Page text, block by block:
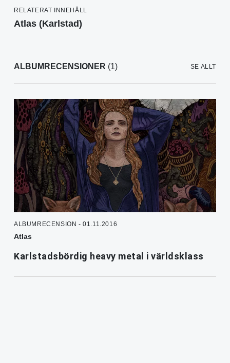
RELATERAT INNEHÅLL
Atlas (Karlstad)
ALBUMRECENSIONER (1) SE ALLT
ALBUMRECENSION - 01.11.2016
Atlas
Karlstadsbördig heavy metal i världsklass